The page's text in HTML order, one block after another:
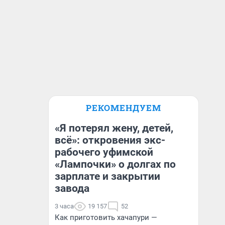
РЕКОМЕНДУЕМ
«Я потерял жену, детей,
всё»: откровения экс-
рабочего уфимской
«Лампочки» о долгах по
зарплате и закрытии
завода
3 часа 19 157 52
Как приготовить хачапури —